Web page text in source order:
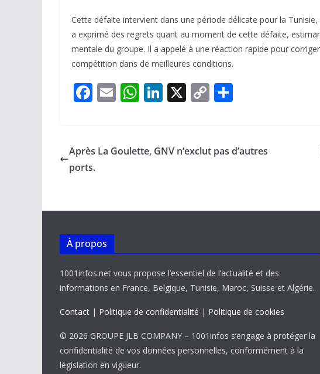
Cette défaite intervient dans une période délicate pour la
a exprimé des regrets quant au moment de cette défaite,
mentale du groupe. Il a appelé à une réaction rapide pour
compétition dans de meilleures conditions.
F
b
o
k
E
l
W
s
p
Li
e
X C
y
k
g
Après La Goulette, GNV n’exclut pas d’autres
ports.
À propos
1001infos.net vous propose l’essentiel de l’actualité et des
informations en France, Belgique, Tunisie, Maroc, Suisse et Algérie.
Contact | Politique de confidentialité | Politique de cookies
© 2026 GROUPE JLB COMPANY – 1001infos s’engage à protéger la
confidentialité de vos données personnelles, conformément à la
législation en vigueur.